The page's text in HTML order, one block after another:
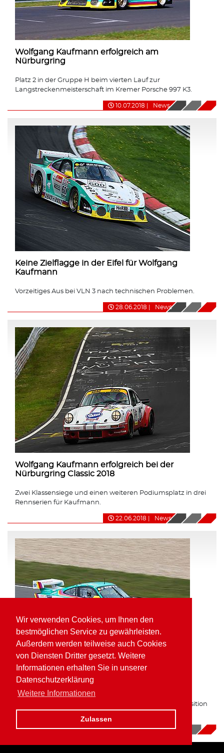
Wir verwenden Cookies, um Ihnen den
bestmöglichen Service zu gewährleisten.
Außerdem werden teilweise auch Cookies
von Diensten Dritter gesetzt. Weitere
Informationen erhalten Sie in unserer
Datenschutzerklärung
Weitere Informationen
Zulassen
Wolfgang Kaufmann erfolgreich am
Nürburgring
Platz 2 in der Gruppe H beim vierten Lauf zur
Langstreckenmeisterschaft im Kremer Porsche 997 K3.
10.07.2018 News
Keine Zielflagge in der Eifel für Wolfgang
Kaufmann
Vorzeitiges Aus bei VLN 3 nach technischen Problemen.
28.06.2018 News
Wolfgang Kaufmann erfolgreich bei der
Nürburgring Classic 2018
Zwei Klassensiege und einen weiteren Podiumsplatz in drei
Rennserien für Kaufmann.
22.06.2018 News
Pole Position und schnellste Runde für
Kaufmann in der VLN
Zum zweiten Mal in Folge auf bester Gruppe H Startposition
16.10.2017| News